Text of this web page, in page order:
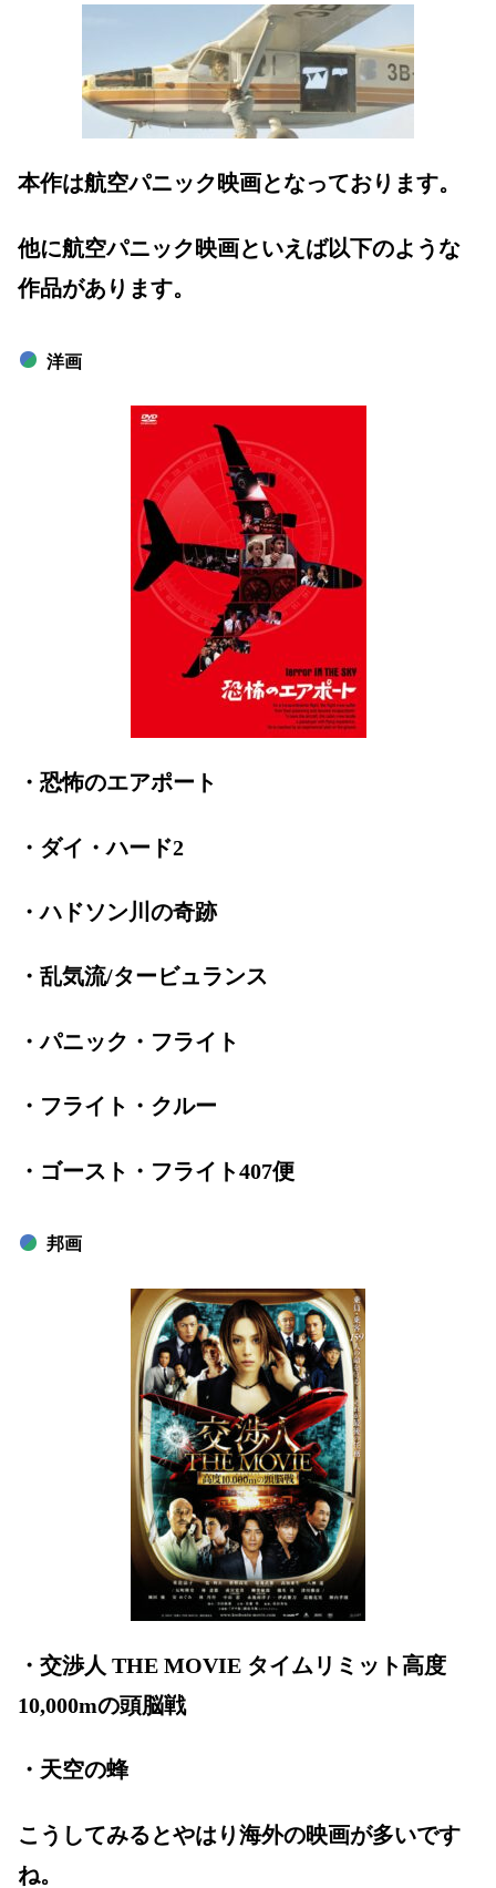
本作は航空パニック映画となっております。
他に航空パニック映画といえば以下のような
作品があります。
洋画
・恐怖のエアポート
・ダイ・ハード2
・ハドソン川の奇跡
・乱気流/タービュランス
・パニック・フライト
・フライト・クルー
・ゴースト・フライト407便
邦画
・交渉人 THE MOVIE タイムリミット高度
10,000mの頭脳戦
・天空の蜂
こうしてみるとやはり海外の映画が多いです
ね。